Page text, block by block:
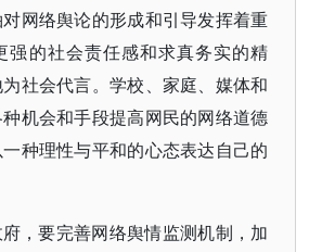
网络舆论的形成和引导发挥着重
强的社会责任感和求真务实的精
社会代言。学校、家庭、媒体和
机会和手段提高网民的网络道德
种理性与平和的心态表达自己的
，要完善网络舆情监测机制，加